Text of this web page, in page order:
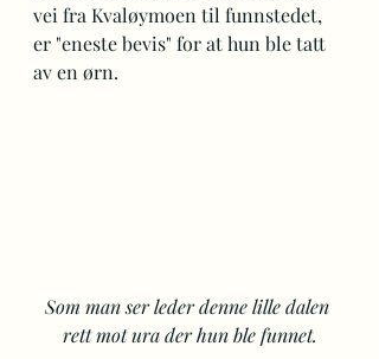
vei fra Kvaløymoen til funnstedet,
er "eneste bevis" for at hun ble tatt
av en ørn.
Som man ser leder denne lille dalen
rett mot ura der hun ble funnet.